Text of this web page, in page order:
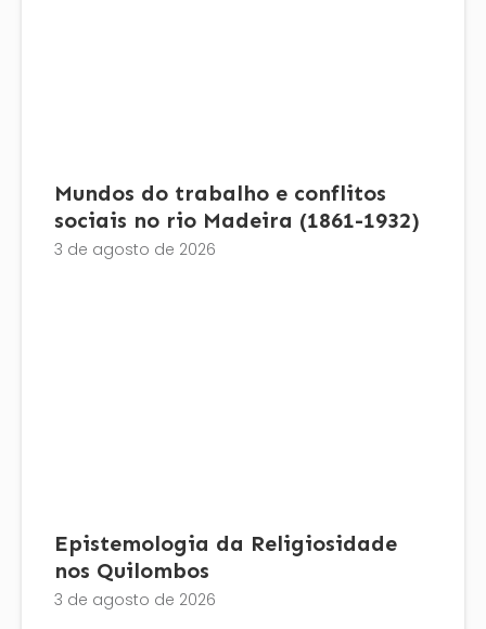
Mundos do trabalho e conflitos
sociais no rio Madeira (1861-1932)
3 de agosto de 2026
Epistemologia da Religiosidade
nos Quilombos
3 de agosto de 2026